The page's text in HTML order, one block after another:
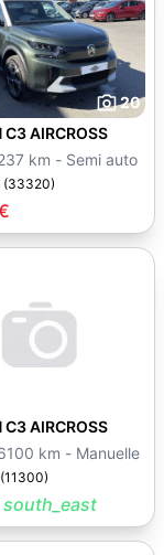
20
CITROËN C3 AIRCROSS
2025 - 6237 km - Semi auto
(33320)
south_east
CITROËN C3 AIRCROSS
2020 - 96100 km - Manuelle